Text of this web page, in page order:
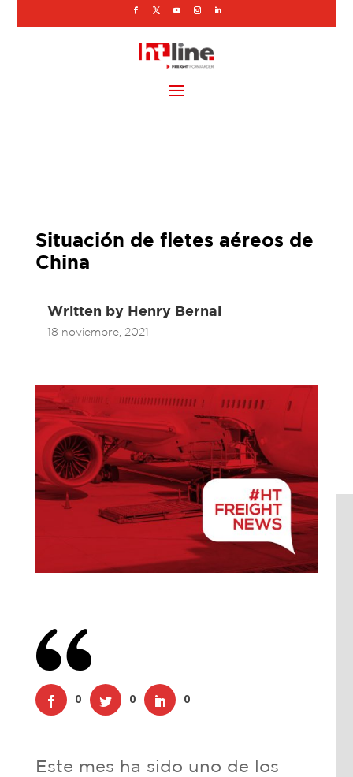
Situación de fletes aéreos de
China
Written by Henry Bernal
18 noviembre, 2021
0 0 0
Este mes ha sido uno de los